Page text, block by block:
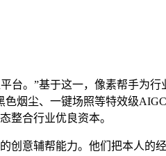
。”基于这一，像素帮手为行
烟尘、一键场照等特效级
整合行业优良资本。
意辅帮能力。他们把本人的